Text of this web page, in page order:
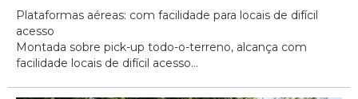
Plataformas aéreas: com facilidade para locais de difícil
acesso
Montada sobre pick-up todo-o-terreno, alcança com
facilidade locais de difícil acesso...